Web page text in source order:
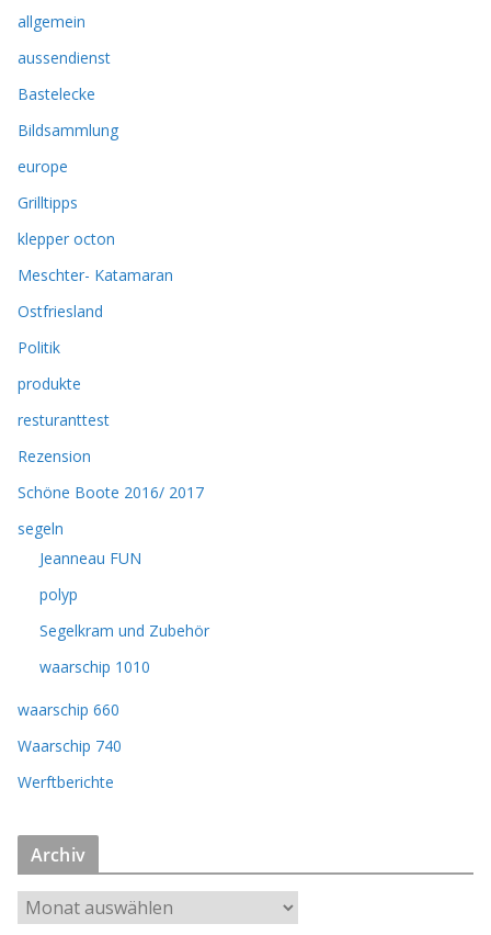
allgemein
aussendienst
Bastelecke
Bildsammlung
europe
Grilltipps
klepper octon
Meschter- Katamaran
Ostfriesland
Politik
produkte
resturanttest
Rezension
Schöne Boote 2016/ 2017
segeln
Jeanneau FUN
polyp
Segelkram und Zubehör
waarschip 1010
waarschip 660
Waarschip 740
Werftberichte
Archiv